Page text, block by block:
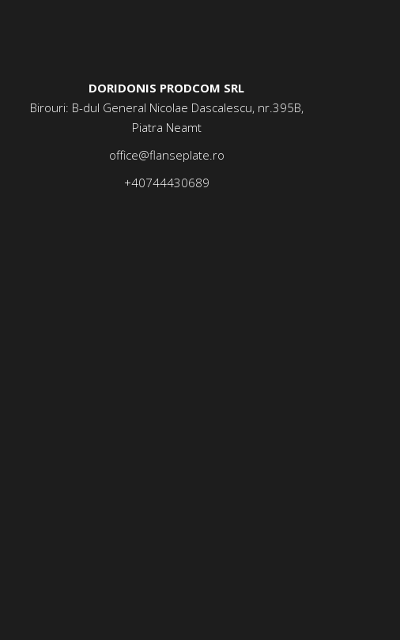
DORIDONIS PRODCOM SRL
Birouri: B-dul General Nicolae Dascalescu, nr.395B,
Piatra Neamt
office@flanseplate.ro
+40744430689